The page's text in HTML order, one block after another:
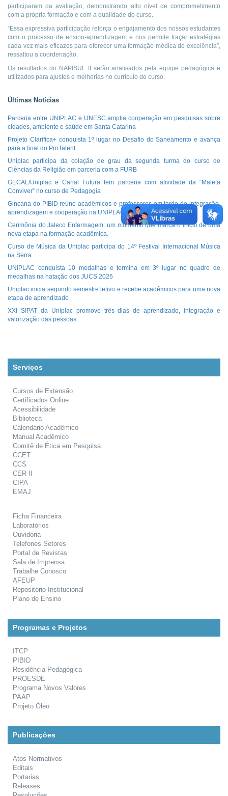
participaram da avaliação, demonstrando alto nível de comprometimento
com a própria formação e com a qualidade do curso.
“Essa expressiva participação reforça o engajamento dos nossos estudantes
com o processo de ensino-aprendizagem e nos permite traçar estratégias
cada vez mais eficazes para oferecer uma formação médica de excelência”,
ressaltou a coordenação.
Os resultados do NAPISUL II serão analisados pela equipe pedagógica e
utilizados para ajustes e melhorias no currículo do curso.
Últimas Notícias
Parceria entre UNIPLAC e UNESC amplia cooperação em pesquisas sobre
cidades, ambiente e saúde em Santa Catarina
Projeto Clarifica+ conquista 1º lugar no Desafio do Saneamento e avança
para a final do ProTalent
Uniplac participa da colação de grau da segunda turma do curso de
Ciências da Religião em parceria com a FURB
GECAL/Uniplac e Canal Futura tem parceria com atividade da “Maleta
Conviver” no curso de Pedagogia
Gincana do PIBID reúne acadêmicos e professores em tarde de integração,
aprendizagem e cooperação na UNIPLAC
Cerimônia do Jaleco Enfermagem: um momento que marca o início de uma
nova etapa na formação acadêmica.
Curso de Música da Uniplac participa do 14º Festival Internacional Música
na Serra
UNIPLAC conquista 10 medalhas e termina em 3º lugar no quadro de
medalhas na natação dos JUCS 2026
Uniplac inicia segundo semestre letivo e recebe acadêmicos para uma nova
etapa de aprendizado
XXI SIPAT da Uniplac promove três dias de aprendizado, integração e
valorização das pessoas
Serviços
Cursos de Extensão
Certificados Online
Acessibilidade
Biblioteca
Calendário Acadêmico
Manual Acadêmico
Comitê de Ética em Pesquisa
CCET
CCS
CER II
CIPA
EMAJ
Ficha Financeira
Laboratórios
Ouvidoria
Telefones Setores
Portal de Revistas
Sala de Imprensa
Trabalhe Conosco
AFEUP
Repositório Institucional
Plano de Ensino
Programas e Projetos
ITCP
PIBID
Residência Pedagógica
PROESDE
Programa Novos Valores
PAAP
Projeto Óleo
Publicações
Atos Normativos
Editais
Portarias
Releases